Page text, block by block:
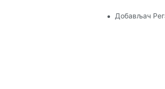
На Шта Треба Обратити ПажњуДобављач